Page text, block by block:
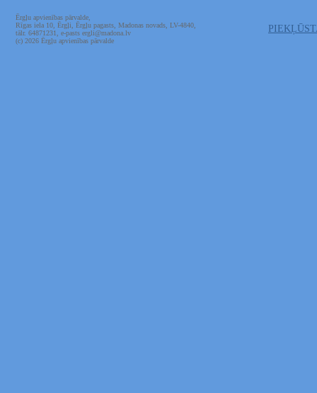
Ērgļu apvienības pārvalde,
Rīgas iela 10, Ērgļi, Ērgļu pagasts, Madonas novads, LV-4840,
tālr. 64871231, e-pasts ergli@madona.lv
(c) 2026 Ērgļu apvienības pārvalde